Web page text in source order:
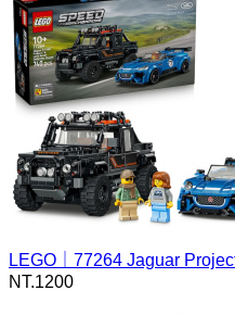
LEGO｜77264 Jaguar
NT.1200